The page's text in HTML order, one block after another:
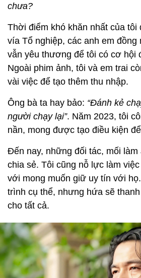
chưa?
Thời điểm khó khăn nhất của tôi
vía Tổ nghiệp, các anh em đồng
vẫn yêu thương để tôi có cơ hội
Ngoài phim ảnh, tôi và em trai
vài việc để tạo thêm thu nhập.
Ông bà ta hay bảo: “Đánh kẻ
người chạy lại”. Năm 2023, tôi
nần, mong được tạo điều kiện
Đến nay, những đối tác, mối làm
chia sẻ. Tôi cũng nỗ lực làm
với mong muốn giữ uy tín với
trình cụ thể, nhưng hứa sẽ
cho tất cả.